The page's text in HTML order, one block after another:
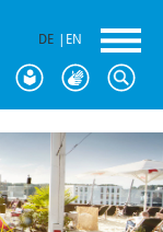
DE EN